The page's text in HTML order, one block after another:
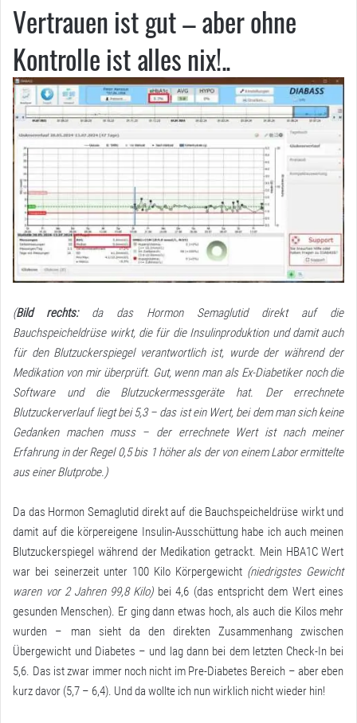
Vertrauen ist gut – aber ohne
Kontrolle ist alles nix!..
(Bild rechts:da das Hormon Semaglutid direkt auf die
Bauchspeicheldrüse wirkt, die für die Insulinproduktion und damit auch
für den Blutzuckerspiegel verantwortlich ist, wurde der während der
Medikation von mir überprüft. Gut, wenn man als Ex-Diabetiker noch die
Software und die Blutzuckermessgeräte hat. Der errechnete
Blutzuckerverlauf liegt bei 5,3 – das ist ein Wert, bei dem man sich keine
Gedanken machen muss – der errechnete Wert ist nach meiner
Erfahrung in der Regel 0,5 bis 1 höher als der von einem Labor ermittelte
aus einer Blutprobe.)
Da das Hormon Semaglutid direkt auf die Bauchspeicheldrüse wirkt und
damit auf die körpereigene Insulin-Ausschüttung habe ich auch meinen
Blutzuckerspiegel während der Medikation getrackt. Mein HBA1C Wert
war bei seinerzeit unter 100 Kilo Körpergewicht (niedrigstes Gewicht
waren vor 2 Jahren 99,8 Kilo)bei 4,6 (das entspricht dem Wert eines
gesunden Menschen). Er ging dann etwas hoch, als auch die Kilos mehr
wurden – man sieht da den direkten Zusammenhang zwischen
Übergewicht und Diabetes – und lag dann bei dem letzten Check-In bei
5,6. Das ist zwar immer noch nicht im Pre-Diabetes Bereich – aber eben
kurz davor (5,7 – 6,4). Und da wollte ich nun wirklich nicht wieder hin!